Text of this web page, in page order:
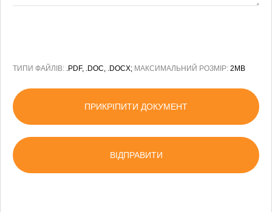
ТИПИ ФАЙЛІВ: .PDF, .DOC, .DOCX; МАКСИМАЛЬНИЙ РОЗМІР: 2MB
ПРИКРІПИТИ ДОКУМЕНТ